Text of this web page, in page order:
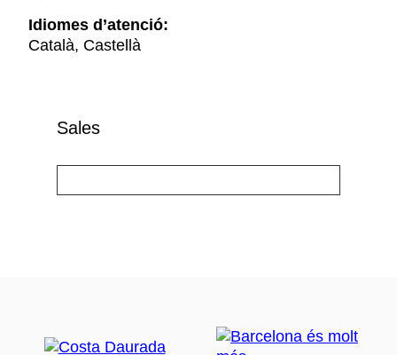
Idiomes d’atenció:
Català, Castellà
Sales